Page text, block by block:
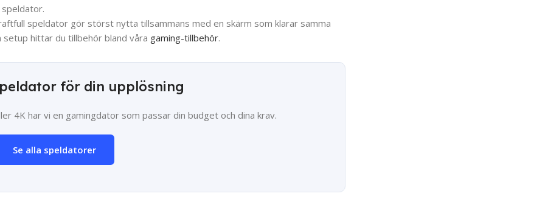
speldator gör störst nytta tillsammans med en skärm som klarar samma
hittar du tillbehör bland våra gaming-tillbehör.
för din upplösning
4K har vi en gamingdator som passar din budget och dina krav.
Se alla speldatorer